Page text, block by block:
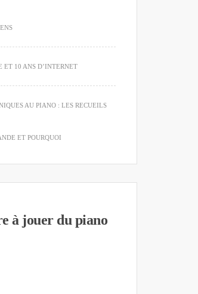
ET 10 ANS D’INTERNET
AU PIANO : LES RECUEILS
ET POURQUOI
à jouer du piano